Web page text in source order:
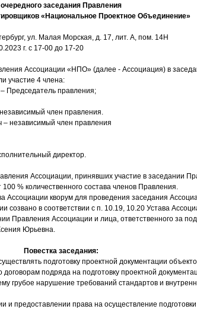
очередного заседания Правления
«Национальное Проектное Объединение»
ул. Малая Морская, д. 17, лит. А, пом. 14Н
г. с 17-00 до 17-20
Ассоциации «НПО» (далее - Ассоциация) в
участие 4 члена:
– Председатель правления;
член правления.
независимый член правления
директор.
Ассоциации, принявших участие в заседании
% количественного состава членов Правления.
Ассоциации кворум для проведения заседания
созвано в соответствии с п. 10.19, 10.20 Устава
Правления Ассоциации и лица, ответственного за
Юрьевна.
Повестка заседания:
подготовку проектной документации
договорам подряда на подготовку проектной
грубое нарушение требований стандартов и
и предоставлении права на осуществление подготовки